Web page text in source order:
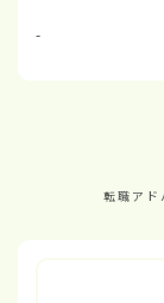
-
転職アド